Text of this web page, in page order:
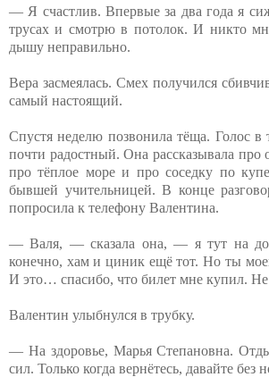
— Я счастлив. Впервые за два года я
трусах и смотрю в потолок. И никто
дышу неправильно.
Вера засмеялась. Смех получился
самый настоящий.
Спустя неделю позвонила тёща. Голос в
почти радостный. Она рассказывала
про тёплое море и про соседку по
бывшей учительницей. В конце
попросила к телефону Валентина.
— Валя, — сказала она, — я тут на
конечно, хам и циник ещё тот. Но ты
И это… спасибо, что билет мне купил. Не
Валентин улыбнулся в трубку.
— На здоровье, Марья Степановна.
сил. Только когда вернётесь, давайте без